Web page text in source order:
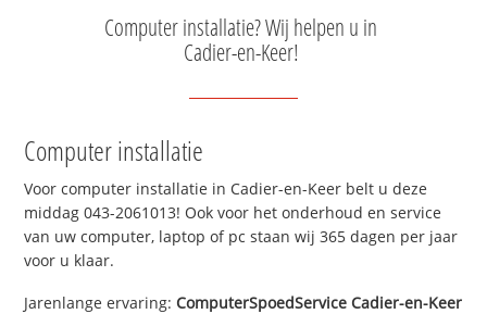
Computer installatie? Wij helpen u in
Cadier-en-Keer!
Computer installatie
Voor computer installatie in Cadier-en-Keer belt u deze
middag 043-2061013! Ook voor het onderhoud en service
van uw computer, laptop of pc staan wij 365 dagen per jaar
voor u klaar.
Jarenlange ervaring:ComputerSpoedService Cadier-en-Keer